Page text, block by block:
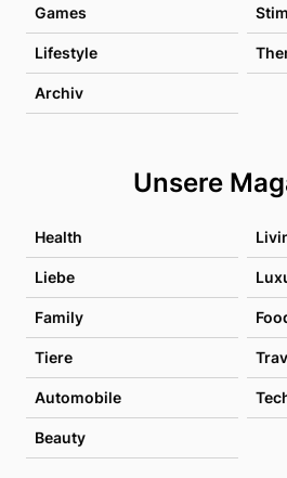
Games
Lifestyle
Archiv
Unsere
Health
Liebe
Family
Tiere
Automobile
Beauty